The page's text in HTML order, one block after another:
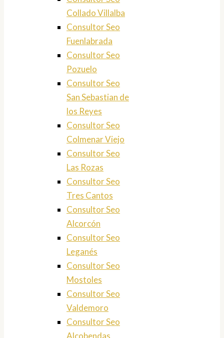
Collado Villalba
Consultor Seo
Fuenlabrada
Consultor Seo
Pozuelo
Consultor Seo
San Sebastian de
los Reyes
Consultor Seo
Colmenar Viejo
Consultor Seo
Las Rozas
Consultor Seo
Tres Cantos
Consultor Seo
Alcorcón
Consultor Seo
Leganés
Consultor Seo
Mostoles
Consultor Seo
Valdemoro
Consultor Seo
Alcobendas